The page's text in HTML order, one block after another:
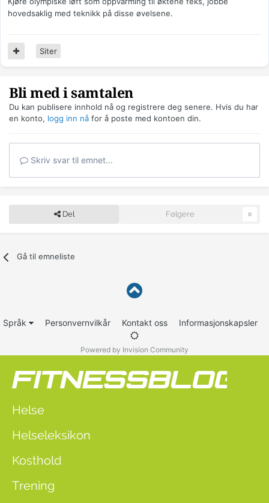
hovedsaklig med teknikk på disse øvelsene.
Siter
Bli med i samtalen
Du kan publisere innhold nå og registrere deg senere. Hvis du har
en konto, logg inn nå for å poste med kontoen din.
Skriv svar til emnet...
Del Følgere 0
Gå til emneliste
Språk Personvernvilkår Kontakt oss Informasjonskapsler
Powered by Invision Community
Helse
Helseleksikon
Kosthold
Trening